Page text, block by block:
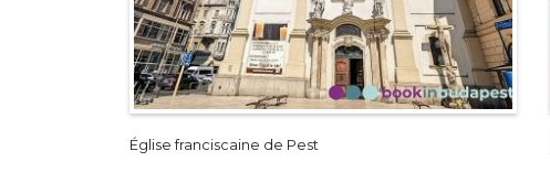
Église franciscaine de Pest